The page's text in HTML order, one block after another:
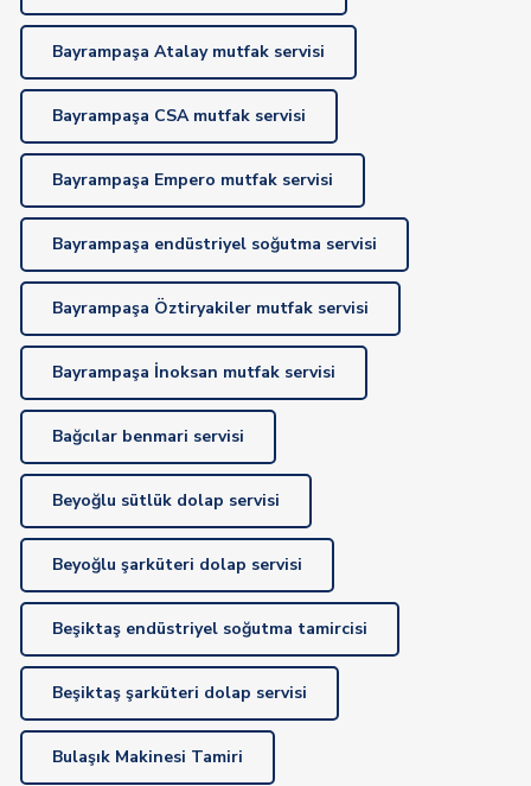
Bayrampaşa Atalay mutfak servisi
Bayrampaşa CSA mutfak servisi
Bayrampaşa Empero mutfak servisi
Bayrampaşa endüstriyel soğutma servisi
Bayrampaşa Öztiryakiler mutfak servisi
Bayrampaşa İnoksan mutfak servisi
Bağcılar benmari servisi
Beyoğlu sütlük dolap servisi
Beyoğlu şarküteri dolap servisi
Beşiktaş endüstriyel soğutma tamircisi
Beşiktaş şarküteri dolap servisi
Bulaşık Makinesi Tamiri